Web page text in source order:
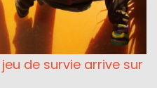
de survie arrive sur